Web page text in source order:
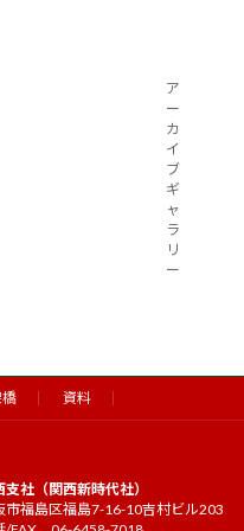
ア
ー
カ
イ
ブ
ギ
ャ
ラ
リ
ー
資料
支社（関西新時代社）
市福島区福島7-16-10吉村ビル203